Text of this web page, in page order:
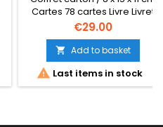
Cartes 78 cartes Livre Livret
multilingue 2003
Price
€29.00
 Add to basket
 Last items in stock